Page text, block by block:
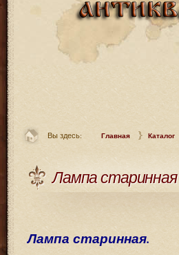
Вы здесь: Главная Каталог
Лампа старинная
Лампа старинная.